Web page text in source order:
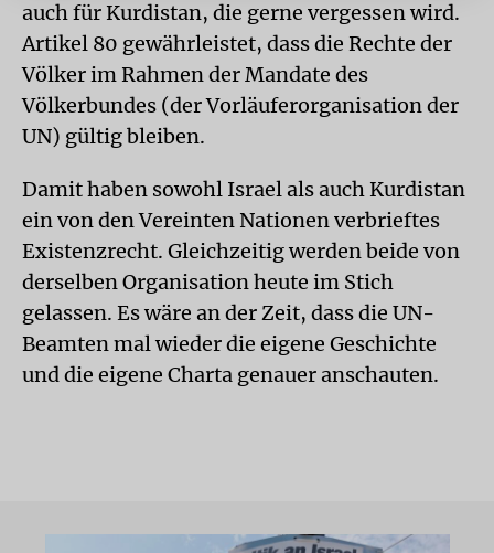
auch für Kurdistan, die gerne vergessen wird.
Artikel 80 gewährleistet, dass die Rechte der
Völker im Rahmen der Mandate des
Völkerbundes (der Vorläuferorganisation der
UN) gültig bleiben.
Damit haben sowohl Israel als auch Kurdistan
ein von den Vereinten Nationen verbrieftes
Existenzrecht. Gleichzeitig werden beide von
derselben Organisation heute im Stich
gelassen. Es wäre an der Zeit, dass die UN-
Beamten mal wieder die eigene Geschichte
und die eigene Charta genauer anschauten.